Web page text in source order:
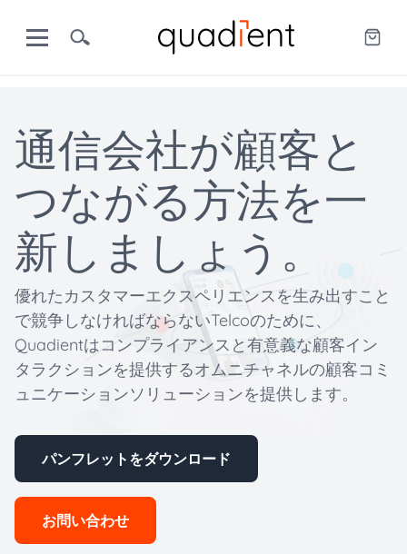
通信会社が顧客と
つながる方法を一
新しましょう。
優れたカスタマーエクスペリエンスを生み出すこと
で競争しなければならないTelcoのために、
Quadientはコンプライアンスと有意義な顧客イン
タラクションを提供するオムニチャネルの顧客コミ
ュニケーションソリューションを提供します。
パンフレットをダウンロード
お問い合わせ